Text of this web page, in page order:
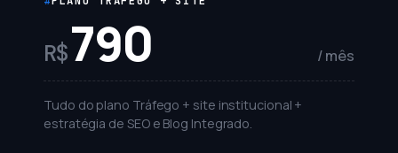
R$790 / mês
Tudo do plano Tráfego + site institucional +
estratégia de SEO e Blog Integrado.